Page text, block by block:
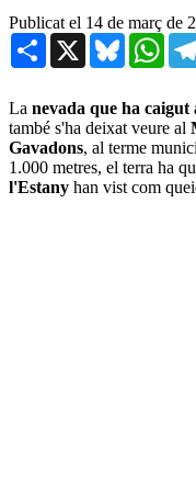
Publicat el 14 de març de
Share X Bluesky
La nevada que ha caigut
també s'ha deixat veure al
Gavadons, al terme
1.000 metres, el terra ha
l'Estany han vist com